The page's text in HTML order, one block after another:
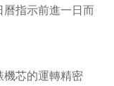
曆指示前進一日而
機芯的運轉精密